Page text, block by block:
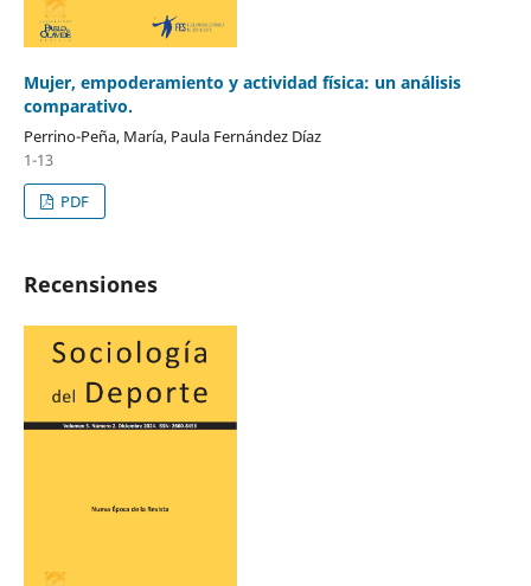
Mujer, empoderamiento y actividad física: un análisis
comparativo.
Perrino-Peña, María, Paula Fernández Díaz
1-13
PDF
Recensiones